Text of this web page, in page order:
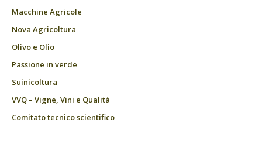
Macchine Agricole
Nova Agricoltura
Olivo e Olio
Passione in verde
Suinicoltura
VVQ – Vigne, Vini e Qualità
Comitato tecnico scientifico